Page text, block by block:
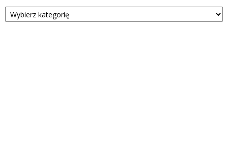
Kategorie